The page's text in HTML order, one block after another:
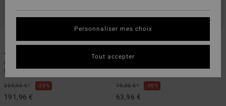
4/3mm Foil
Combinaison de surf back zip Noir
homme
239,95 €* 20%
191,96 €
3mm Furnace
Chaussons de surf néoprène orteil
séparé Noir homme
79,95 €* 20%
63,96 €
Personnaliser mes choix
Tout accepter